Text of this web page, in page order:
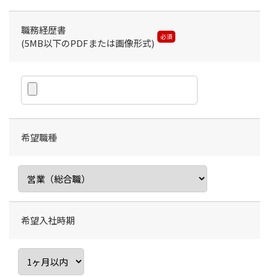
職務経歴書
(5MB以下のPDFまたは画像形式)
必須
希望職種
希望入社時期